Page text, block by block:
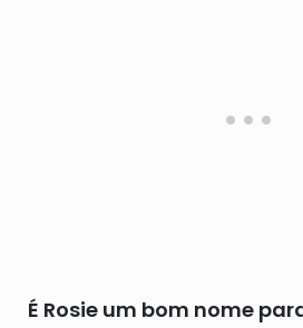
É Rosie um bom nome